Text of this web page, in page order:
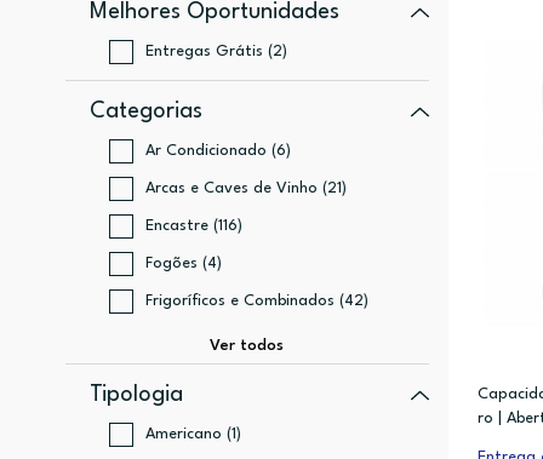
Melhores Oportunidades
Entregas Grátis (2)
Categorias
Ar Condicionado (6)
Arcas e Caves de Vinho (21)
Encastre (116)
Fogões (4)
Frigoríficos e Combinados (42)
Tipologia
Americano (1)
ro |